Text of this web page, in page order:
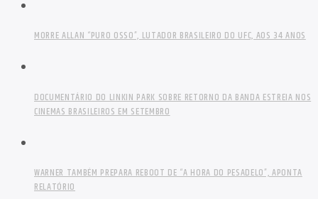
MORRE ALLAN “PURO OSSO”, LUTADOR BRASILEIRO DO UFC, AOS 34 ANOS
DOCUMENTÁRIO DO LINKIN PARK SOBRE RETORNO DA BANDA ESTREIA NOS
CINEMAS BRASILEIROS EM SETEMBRO
WARNER TAMBÉM PREPARA REBOOT DE “A HORA DO PESADELO”, APONTA
RELATÓRIO